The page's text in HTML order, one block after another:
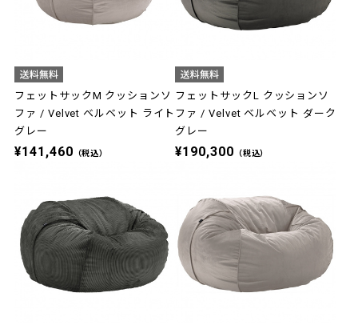
フェットサックM クッションソ
ファ / Velvet ベルベット ライト
グレー
¥141,460 （税込）
フェットサックL クッションソ
ファ / Velvet ベルベット ダーク
グレー
¥190,300 （税込）